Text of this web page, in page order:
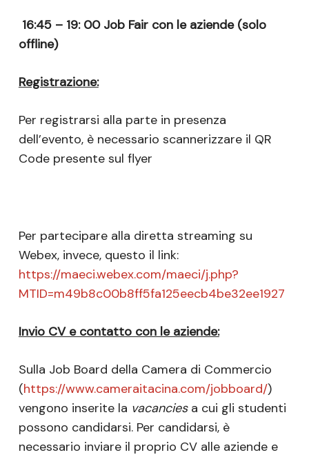
16:45 – 19: 00 Job Fair con le aziende (solo
offline)
Registrazione:
Per registrarsi alla parte in presenza
dell’evento, è necessario scannerizzare il QR
Code presente sul flyer
Per partecipare alla diretta streaming su
Webex, invece, questo il link:
https://maeci.webex.com/maeci/j.php?
MTID=m49b8c00b8ff5fa125eecb4be32ee1927
Invio CV e contatto con le aziende:
Sulla Job Board della Camera di Commercio
(https://www.cameraitacina.com/jobboard/)
vengono inserite la vacanciesa cui gli studenti
possono candidarsi. Per candidarsi, è
necessario inviare il proprio CV alle aziende e